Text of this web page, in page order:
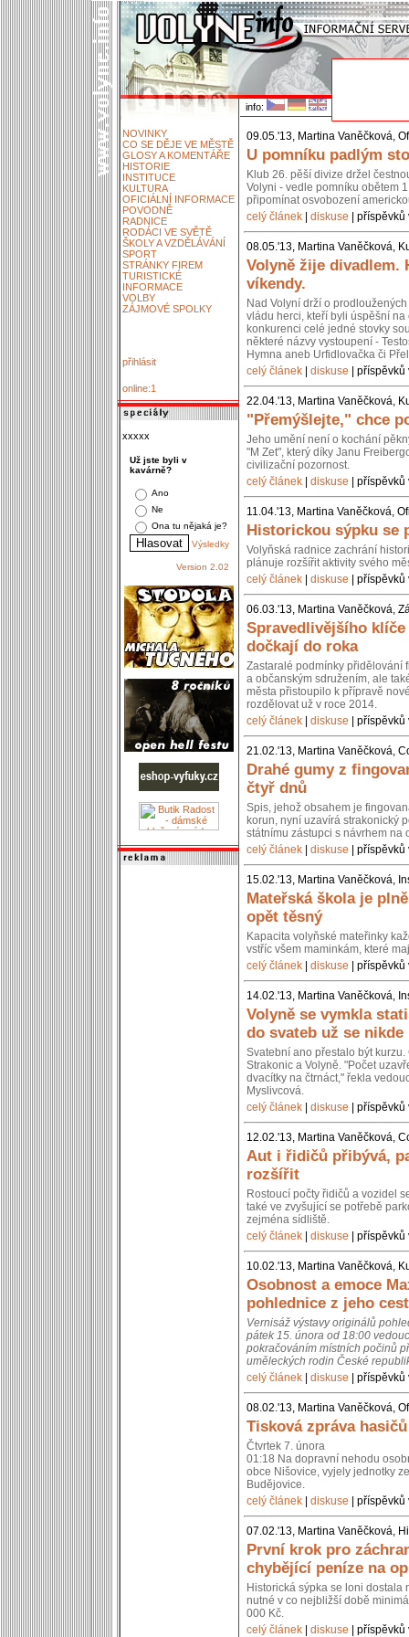
info:
NOVINKY
CO SE DĚJE VE MĚSTĚ
GLOSY A KOMENTÁŘE
HISTORIE
INSTITUCE
KULTURA
OFICIÁLNÍ INFORMACE
POVODNĚ
RADNICE
RODÁCI VE SVĚTĚ
ŠKOLY A VZDĚLÁVÁNÍ
SPORT
STRÁNKY FIREM
TURISTICKÉ
INFORMACE
VOLBY
ZÁJMOVÉ SPOLKY
přihlásit
online:1
xxxxx
Už jste byli v
kavárně?
Ano
Ne
Ona tu nějaká je?
Výsledky
Version 2.02
09.05.'13, Martina Vaněčková,
U pomníku padlým
Klub 26. pěší divize držel
Volyni - vedle pomníku obětem
připomínat osvobození
celý článek
diskuse |
08.05.'13, Martina Vaněčková,
Volyně žije divadlem.
víkendy.
Nad Volyní drží o
vládu herci, kteří byli úspěšní
konkurenci celé jedné stovky
některé názvy vystoupení -
Hymna aneb Urfidlovačka či
celý článek
diskuse |
22.04.'13, Martina Vaněčková,
"Přemýšlejte," chce
Jeho umění není o kochání
"M Zet", který díky Janu
civilizační pozornost.
celý článek
diskuse |
11.04.'13, Martina Vaněčková,
Historickou sýpku se
Volyňská radnice zachrání
plánuje rozšířit aktivity svého
celý článek
diskuse |
06.03.'13, Martina Vaněčková,
Spravedlivějšího
dočkají do roka
Zastaralé podmínky přidělování
a občanským sdružením, ale
města přistoupilo k přípravě
rozdělovat už v roce 2014.
celý článek
diskuse |
21.02.'13, Martina Vaněčková,
Drahé gumy z
čtyř dnů
Spis, jehož obsahem je
korun, nyní uzavírá strakonický
státnímu zástupci s návrhem na
celý článek
diskuse |
15.02.'13, Martina Vaněčková,
Mateřská škola je
opět těsný
Kapacita volyňské mateřinky
vstříc všem maminkám, které
celý článek
diskuse |
14.02.'13, Martina Vaněčková,
Volyně se vymkla
do svateb už se nikde
Svatební ano přestalo být
Strakonic a Volyně. "Počet
dvacítky na čtrnáct," řekla
Myslivcová.
celý článek
diskuse |
12.02.'13, Martina Vaněčková,
Aut i řidičů přibývá,
rozšířit
Rostoucí počty řidičů a vozidel
také ve zvyšující se potřebě
zejména sídliště.
celý článek
diskuse |
10.02.'13, Martina Vaněčková,
Osobnost a emoce
pohlednice z jeho cest
Vernisáž výstavy originálů
pátek 15. února od 18:00
pokračováním místních počinů
uměleckých rodin České
celý článek
diskuse |
08.02.'13, Martina Vaněčková,
Tisková zpráva
Čtvrtek 7. února
01:18 Na dopravní nehodu
obce Nišovice, vyjely jednotky
Budějovice.
celý článek
diskuse |
07.02.'13, Martina Vaněčková,
První krok pro
chybějící peníze na
Historická sýpka se loni
nutné v co nejbližší době
000 Kč.
celý článek
diskuse |